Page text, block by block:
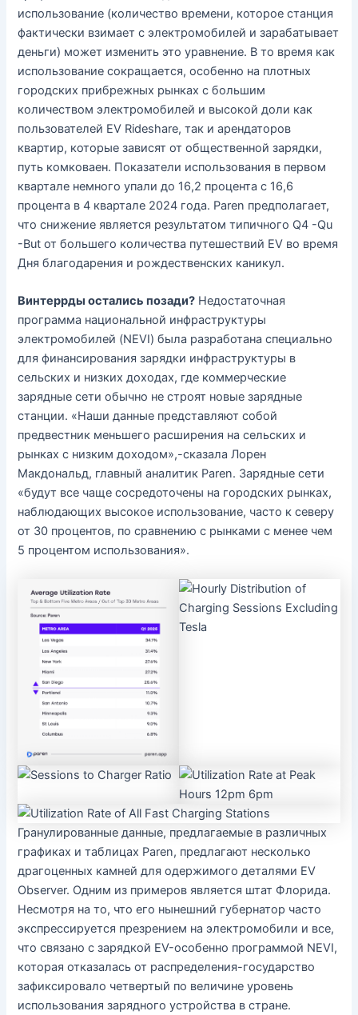
использование (количество времени, которое станция
фактически взимает с электромобилей и зарабатывает
деньги) может изменить это уравнение. В то время как
использование сокращается, особенно на плотных
городских прибрежных рынках с большим
количеством электромобилей и высокой доли как
пользователей EV Rideshare, так и арендаторов
квартир, которые зависят от общественной зарядки,
путь комковаен. Показатели использования в первом
квартале немного упали до 16,2 процента с 16,6
процента в 4 квартале 2024 года. Paren предполагает,
что снижение является результатом типичного Q4 -Qu
-But от большего количества путешествий EV во время
Дня благодарения и рождественских каникул.
Винтеррды остались позади? Недостаточная
программа национальной инфраструктуры
электромобилей (NEVI) была разработана специально
для финансирования зарядки инфраструктуры в
сельских и низких доходах, где коммерческие
зарядные сети обычно не строят новые зарядные
станции. «Наши данные представляют собой
предвестник меньшего расширения на сельских и
рынках с низким доходом»,-сказала Лорен
Макдональд, главный аналитик Paren. Зарядные сети
«будут все чаще сосредоточены на городских рынках,
наблюдающих высокое использование, часто к северу
от 30 процентов, по сравнению с рынками с менее чем
5 процентом использования».
Гранулированные данные, предлагаемые в различных
графиках и таблицах Paren, предлагают несколько
драгоценных камней для одержимого деталями EV
Observer. Одним из примеров является штат Флорида.
Несмотря на то, что его нынешний губернатор часто
экспрессируется презрением на электромобили и все,
что связано с зарядкой EV-особенно программой NEVI,
которая отказалась от распределения-государство
зафиксировало четвертый по величине уровень
использования зарядного устройства в стране.